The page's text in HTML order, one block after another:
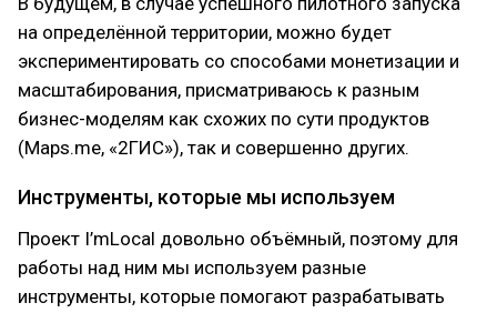
на определённой территории, можно будет
экспериментировать со способами монетизации и
масштабирования, присматриваюсь к разным
бизнес-моделям как схожих по сути продуктов
(Maps.me, «2ГИС»), так и совершенно других.
Инструменты, которые мы используем
Проект I’mLocal довольно объёмный, поэтому для
работы над ним мы используем разные
инструменты, которые помогают разрабатывать